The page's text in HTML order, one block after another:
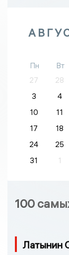
Пн Вт
27
28
3
4
10
11
17
18
24
25
31
1
100
Латынин